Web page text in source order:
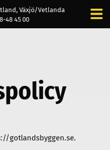
Växjö/Vetlanda
48 45 00
gotlandsbyggen.se.